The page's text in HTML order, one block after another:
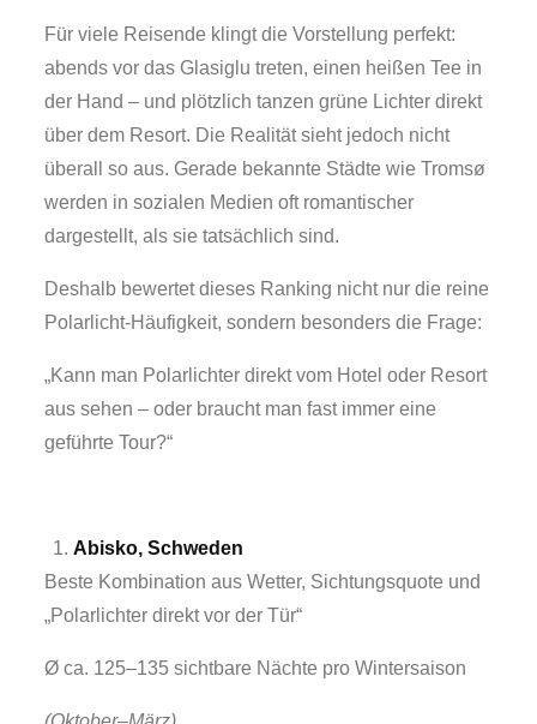
Für viele Reisende klingt die Vorstellung perfekt:
abends vor das Glasiglu treten, einen heißen Tee in
der Hand – und plötzlich tanzen grüne Lichter direkt
über dem Resort. Die Realität sieht jedoch nicht
überall so aus. Gerade bekannte Städte wie Tromsø
werden in sozialen Medien oft romantischer
dargestellt, als sie tatsächlich sind.
Deshalb bewertet dieses Ranking nicht nur die reine
Polarlicht-Häufigkeit, sondern besonders die Frage:
„Kann man Polarlichter direkt vom Hotel oder Resort
aus sehen – oder braucht man fast immer eine
geführte Tour?“
Abisko, Schweden
Beste Kombination aus Wetter, Sichtungsquote und
„Polarlichter direkt vor der Tür“
Ø ca. 125–135 sichtbare Nächte pro Wintersaison